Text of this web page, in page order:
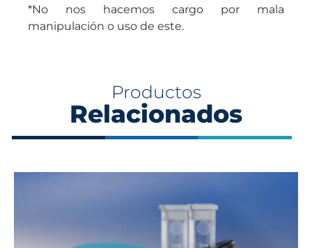
*No nos hacemos cargo por mala
manipulación o uso de este.
Productos
Relacionados